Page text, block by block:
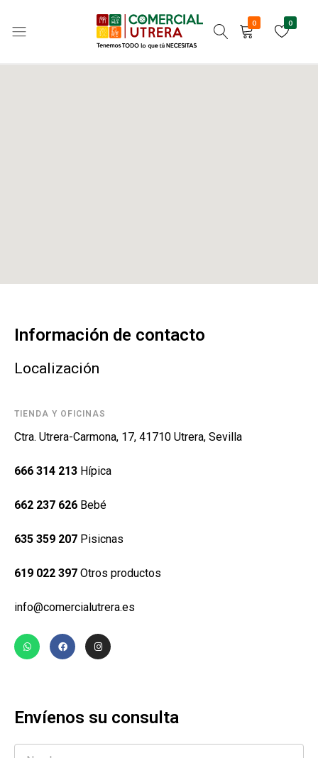
0 0
Información de contacto
Localización
TIENDA Y OFICINAS
Ctra. Utrera-Carmona, 17, 41710 Utrera, Sevilla
666 314 213 Hípica
662 237 626 Bebé
635 359 207 Pisicnas
619 022 397 Otros productos
info@comercialutrera.es
Envíenos su consulta